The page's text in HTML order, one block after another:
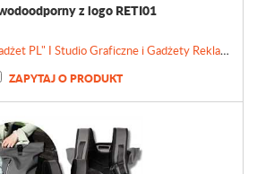
z logo RETI01
Agencja Reklamowa "Gadżet PL" I Studio Graficzne i Gadżety Reklamowe
ZAPYTAJ O PRODUKT